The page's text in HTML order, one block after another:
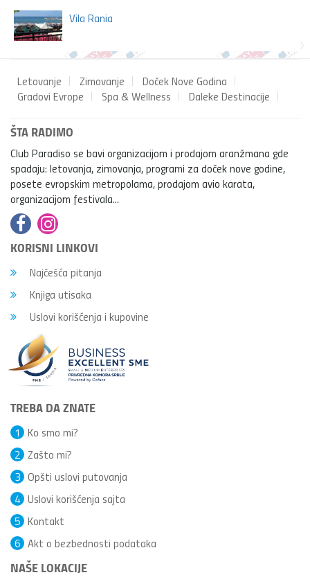
Vila Rania
Letovanje Zimovanje
Doček Nove Godina
Gradovi Evrope
Spa & Wellness Daleke Destinacije
ŠTA RADIMO
Club Paradiso se bavi organizacijom i prodajom aranžmana gde
spadaju: letovanja, zimovanja, programi za doček nove godine,
posete evropskim metropolama, prodajom avio karata,
organizacijom festivala...
KORISNI LINKOVI
Najčešća pitanja
Knjiga utisaka
Uslovi korišćenja i kupovine
TREBA DA ZNATE
Ko smo mi?
1
Zašto mi?
2
Opšti uslovi putovanja
3
Uslovi korišćenja sajta
4
Kontakt
5
Akt o bezbednosti podataka
6
NAŠE LOKACIJE